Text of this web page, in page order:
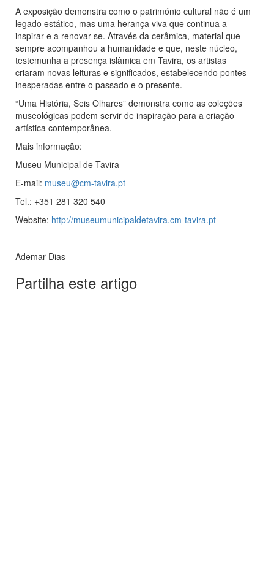
A exposição demonstra como o património cultural não é um
legado estático, mas uma herança viva que continua a
inspirar e a renovar-se. Através da cerâmica, material que
sempre acompanhou a humanidade e que, neste núcleo,
testemunha a presença islâmica em Tavira, os artistas
criaram novas leituras e significados, estabelecendo pontes
inesperadas entre o passado e o presente.
“Uma História, Seis Olhares” demonstra como as coleções
museológicas podem servir de inspiração para a criação
artística contemporânea.
Mais informação:
Museu Municipal de Tavira
E-mail: museu@cm-tavira.pt
Tel.: +351 281 320 540
Website: http://museumunicipaldetavira.cm-tavira.pt
Ademar Dias
Partilha este artigo